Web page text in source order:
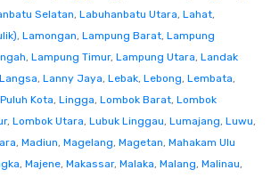
Selatan, Labuhanbatu Utara, Lahat,
, Lamongan, Lampung Barat, Lampung
, Lampung Timur, Lampung Utara, Landak
Langsa, Lanny Jaya, Lebak, Lebong, Lembata,
Kota, Lingga, Lombok Barat, Lombok
, Lombok Utara, Lubuk Linggau, Lumajang, Luwu,
, Madiun, Magelang, Magetan, Mahakam Ulu
, Majene, Makassar, Malaka, Malang, Malinau,